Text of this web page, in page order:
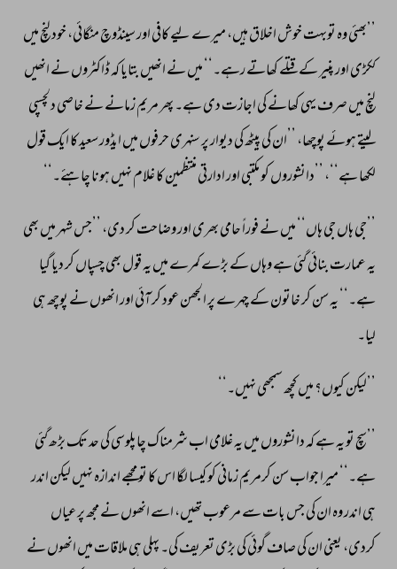
’’بھئی وہ توبہت خوش اخلاق ہیں، میرے لیے کافی اور سینڈوچ منگائی، خود لنچ میں
ککڑی اور پنیر کے قتلے کھاتے رہے۔‘‘ میں نے انھیں بتایا کہ ڈاکٹروں نے انھیں
لنچ میں صرف یہی کھانے کی اجازت دی ہے۔ پھر مریم زمانے نے خاصی دلچسپی
لیتے ہوئے پوچھا، ’’ان کی پیٹھ کی دیوار پر سنہری حرفوں میں ایڈور سعید کا ایک قول
لکھا ہے‘‘، ’’دانشوروں کو مکتبی اور ادارتی منتظمین کا غلام نہیں ہونا چاہئے۔‘‘
’’جی ہاں جی ہاں‘‘ میں نے فوراً حامی بھری اور وضاحت کر دی، ’’جس شہر میں بھی
یہ عمارت بنائی گئی ہے وہاں کے بڑے کمرے میں یہ قول بھی چسپاں کر دیا گیا
ہے۔‘‘ یہ سن کر خاتون کے چہرے پر الجھن عود کر آئی اور انھوں نے پوچھ ہی
لیا۔
’’لیکن کیوں؟ میں کچھ سمجھی نہیں۔‘‘
’’سچ تو یہ ہے کہ دانشوروں میں یہ غلامی اب شرمناک چاپلوسی کی حد تک بڑھ گئی
ہے۔‘‘ میرا جواب سن کرمریم زمانی کو کیسا لگا اس کا تو مجھے اندازہ نہیں لیکن اندر
ہی اندر وہ ان کی جس بات سے مرعوب تھیں، اسے انھوں نے مجھ پر عیاں
کردی، یعنی ان کی صاف گوئی کی بڑی تعریف کی۔ پہلی ہی ملاقات میں انھوں نے